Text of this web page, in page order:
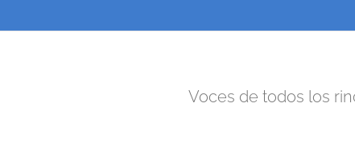
Voces de todos los